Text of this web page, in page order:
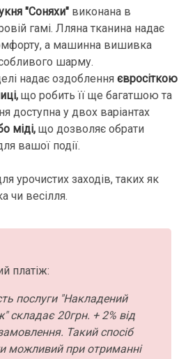
"Соняхи" виконана в
гамі. Лляна тканина надає
а машинна вишивка
шарму.
надає оздоблення євросіткою
що робить її ще багатшою та
доступна у двох варіантах
міді, що дозволяє обрати
вашої події.
урочистих заходів, таких як
чи весілля.
платіж:
послуги "Накладений
складає 20грн. + 2% від
Такий спосіб
можливий при отриманні